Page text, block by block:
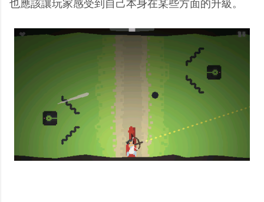
也應該讓玩家感受到自己本身在某些方面的升級。